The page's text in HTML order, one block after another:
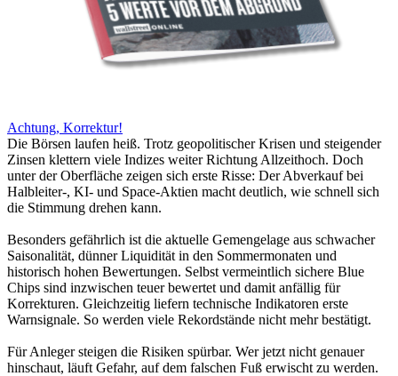
Achtung, Korrektur!
Die Börsen laufen heiß. Trotz geopolitischer Krisen und steigender
Zinsen klettern viele Indizes weiter Richtung Allzeithoch. Doch
unter der Oberfläche zeigen sich erste Risse: Der Abverkauf bei
Halbleiter-, KI- und Space-Aktien macht deutlich, wie schnell sich
die Stimmung drehen kann.
Besonders gefährlich ist die aktuelle Gemengelage aus schwacher
Saisonalität, dünner Liquidität in den Sommermonaten und
historisch hohen Bewertungen. Selbst vermeintlich sichere Blue
Chips sind inzwischen teuer bewertet und damit anfällig für
Korrekturen. Gleichzeitig liefern technische Indikatoren erste
Warnsignale. So werden viele Rekordstände nicht mehr bestätigt.
Für Anleger steigen die Risiken spürbar. Wer jetzt nicht genauer
hinschaut, läuft Gefahr, auf dem falschen Fuß erwischt zu werden.